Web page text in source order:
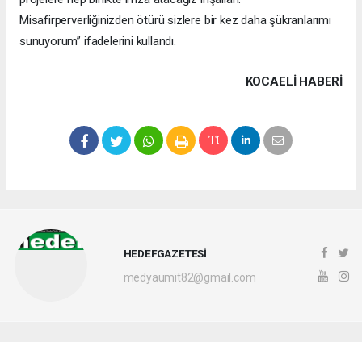
Misafirperverliğinizden ötürü sizlere bir kez daha şükranlarımı
sunuyorum” ifadelerini kullandı.
KOCAELI HABERİ
HEDEFGAZETESİ
medyaumit82@gmail.com